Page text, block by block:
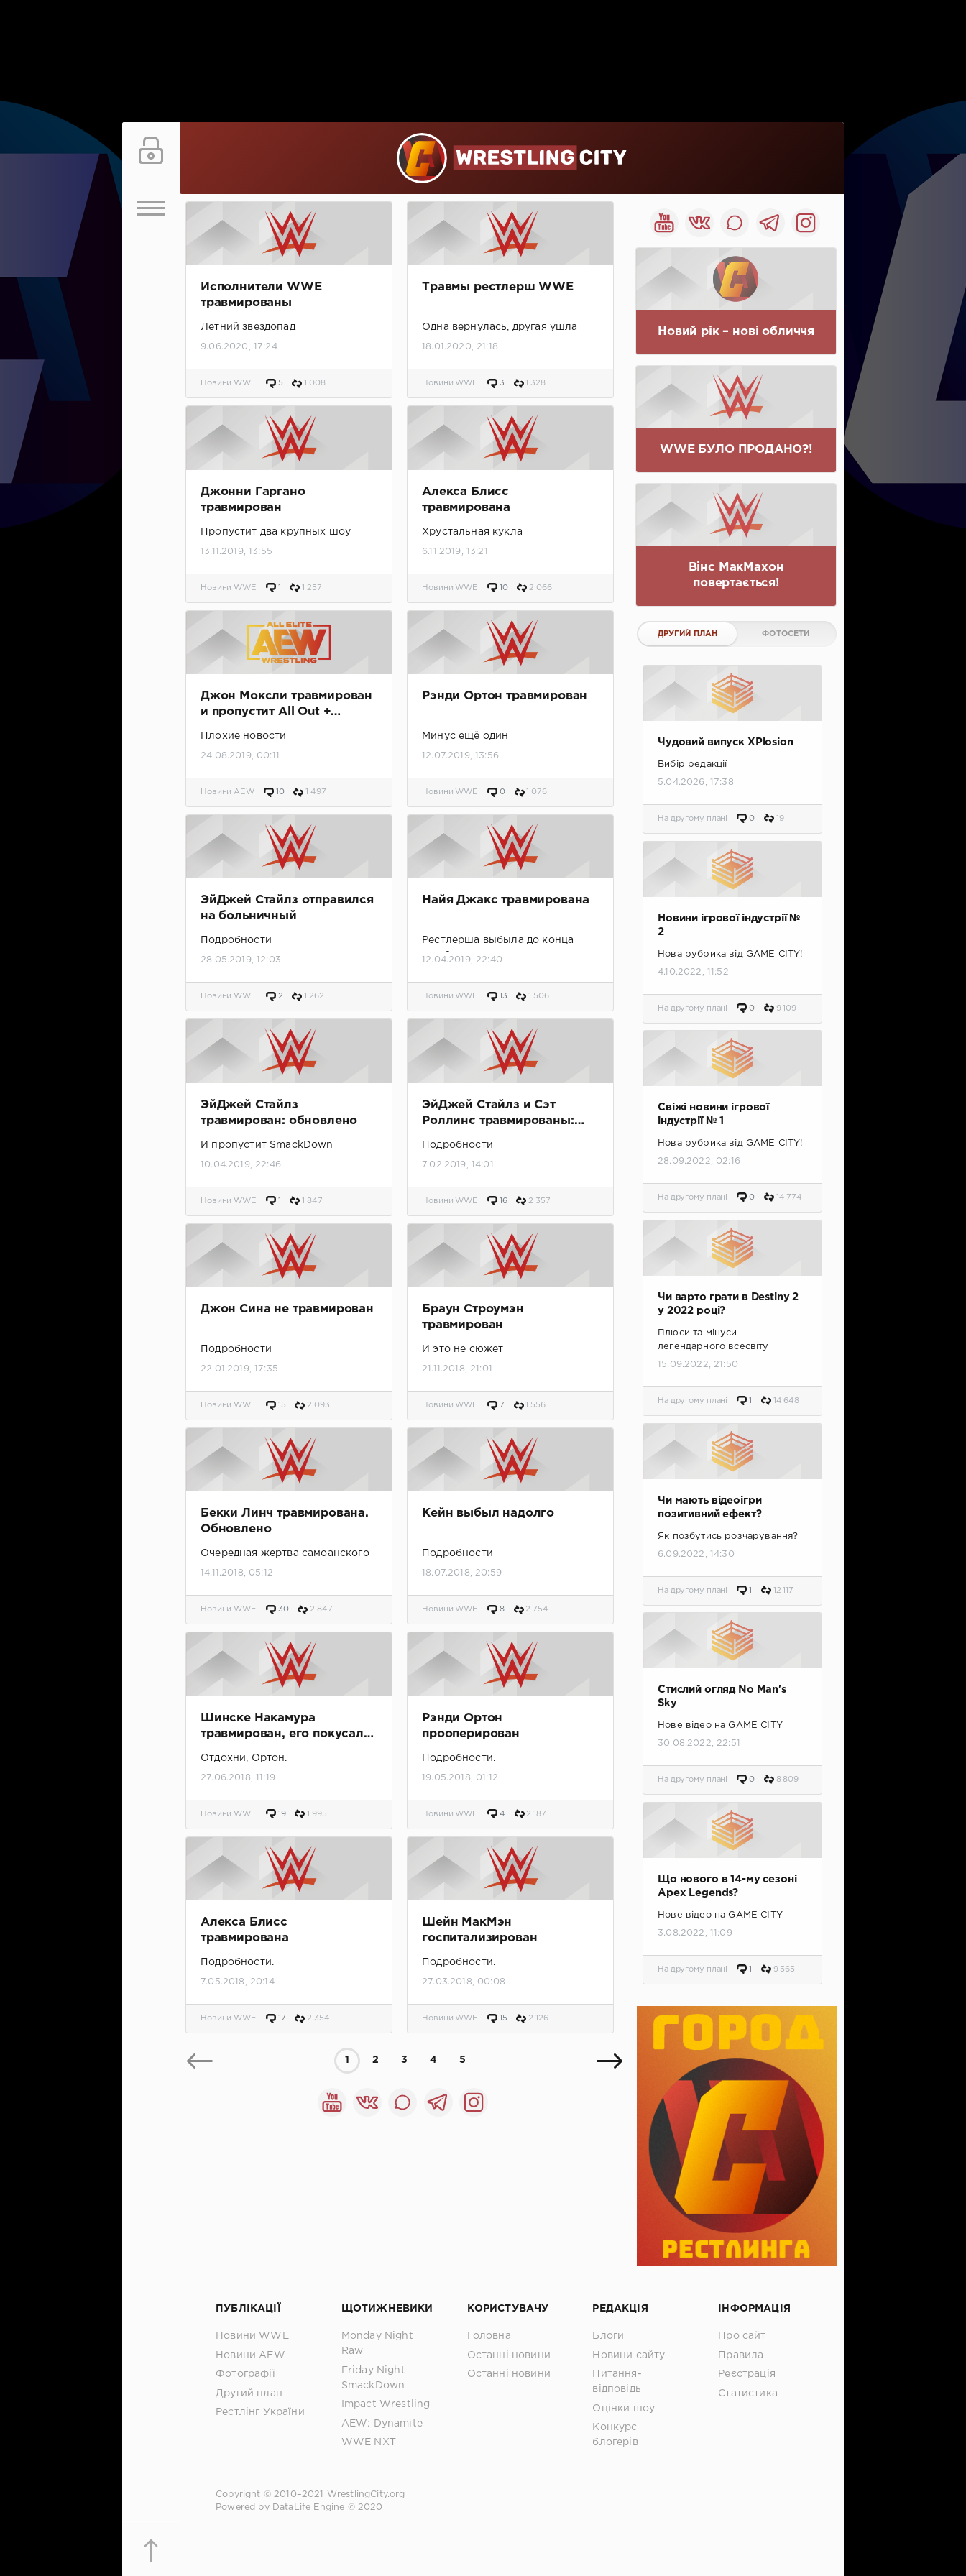
Исполнители WWE
травмированы
Летний звездопад
9.06.2020, 17:24
Новини WWE 5 1 008
Травмы рестлерш WWE
Одна вернулась, другая ушла
18.01.2020, 21:18
Новини WWE 3 1 328
Джонни Гаргано
травмирован
Пропустит два крупных шоу
13.11.2019, 13:55
Новини WWE 1 1 257
Алекса Блисс
травмирована
Хрустальная кукла
6.11.2019, 13:21
Новини WWE 10 2 066
Джон Моксли травмирован
и пропустит All Out +
Плохие новости
24.08.2019, 00:11
Новини AEW 10 1 497
Рэнди Ортон травмирован
Минус ещё один
12.07.2019, 13:56
Новини WWE 0 1 076
ЭйДжей Стайлз отправился
на больничный
Подробности
28.05.2019, 12:03
Новини WWE 2 1 262
Найя Джакс травмирована
Рестлерша выбыла до конца
года?
12.04.2019, 22:40
Новини WWE 13 1 506
ЭйДжей Стайлз
травмирован: обновлено
И пропустит SmackDown
10.04.2019, 22:46
Новини WWE 1 1 847
ЭйДжей Стайлз и Сэт
Роллинс травмированы:
Подробности
7.02.2019, 14:01
Новини WWE 16 2 357
Джон Сина не травмирован
Подробности
22.01.2019, 17:35
Новини WWE 15 2 093
Браун Строумэн
травмирован
И это не сюжет
21.11.2018, 21:01
Новини WWE 7 1 556
Бекки Линч травмирована.
Обновлено
Очередная жертва самоанского
маньяка
14.11.2018, 05:12
Новини WWE 30 2 847
Кейн выбыл надолго
Подробности
18.07.2018, 20:59
Новини WWE 8 2 754
Шинске Накамура
травмирован, его покусала
Отдохни, Ортон.
27.06.2018, 11:19
Новини WWE 19 1 995
Рэнди Ортон
прооперирован
Подробности.
19.05.2018, 01:12
Новини WWE 4 2 187
Алекса Блисс
травмирована
Подробности.
7.05.2018, 20:14
Новини WWE 17 2 354
Шейн МакМэн
госпитализирован
Подробности.
27.03.2018, 00:08
Новини WWE 15 2 126
1 2 3 4 5
Новий рік – нові обличчя
WWE БУЛО ПРОДАНО?!
Вінс МакМахон
повертається!
ДРУГИЙ ПЛАН ФОТОСЕТИ
Чудовий випуск XPlosion
Вибір редакції
5.04.2026, 17:38
На другому плані 0 19
Новини ігрової індустрії №
2
Нова рубрика від GAME CITY!
4.10.2022, 11:52
На другому плані 0 9 109
Свіжі новини ігрової
індустрії № 1
Нова рубрика від GAME CITY!
28.09.2022, 02:16
На другому плані 0 14 774
Чи варто грати в Destiny 2
у 2022 році?
Плюси та мінуси
легендарного всесвіту
15.09.2022, 21:50
На другому плані 1 14 648
Чи мають відеоігри
позитивний ефект?
Як позбутись розчарування?
6.09.2022, 14:30
На другому плані 1 12 117
Стислий огляд No Man's
Sky
Нове відео на GAME CITY
30.08.2022, 22:51
На другому плані 0 8 809
Що нового в 14-му сезоні
Apex Legends?
Нове відео на GAME CITY
3.08.2022, 11:09
На другому плані 1 9 565
ПУБЛІКАЦІЇ
Новини WWE
Новини AEW
Фотографії
Другий план
Рестлінг України
ЩОТИЖНЕВИКИ
Monday Night
Raw
Friday Night
SmackDown
Impact Wrestling
AEW: Dynamite
WWE NXT
КОРИСТУВАЧУ
Головна
Останні новини
Останні новини
РЕДАКЦІЯ
Блоги
Новини сайту
Питання-
відповідь
Оцінки шоу
Конкурс
блогерів
ІНФОРМАЦІЯ
Про сайт
Правила
Реєстрація
Статистика
Copyright © 2010–2021
WrestlingCity.org
Powered by DataLife Engine © 2020